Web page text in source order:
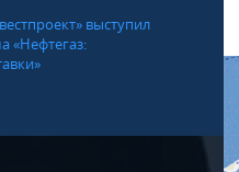
выступил
«Нефтегаз: